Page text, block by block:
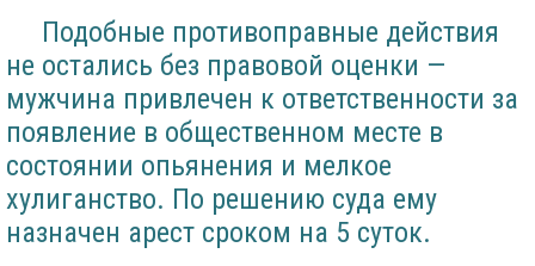
Подобные противоправные действия
не остались без правовой оценки —
мужчина привлечен к ответственности за
появление в общественном месте в
состоянии опьянения и мелкое
хулиганство. По решению суда ему
назначен арест сроком на 5 суток.